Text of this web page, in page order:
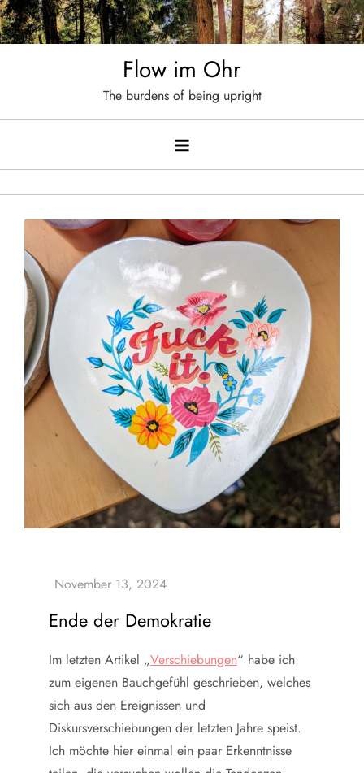
Skip
to
Flow im Ohr
The burdens of being upright
Ende der Demokratie
Im letzten Artikel „Verschiebungen“ habe ich
zum eigenen Bauchgefühl geschrieben, welches
sich aus den Ereignissen und
Diskursverschiebungen der letzten Jahre speist.
Ich möchte hier einmal ein paar Erkenntnisse